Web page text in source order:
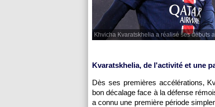
Khvicha Kvaratskhelia a réalisé ses débuts
Kvaratskhelia, de l'activité et une
Dès ses premières accélérations,
bon décalage face à la défense
a connu une première période